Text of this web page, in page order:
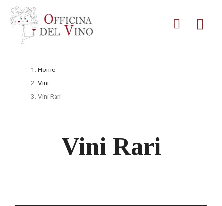
Home
Vini
Vini Rari
Vini Rari